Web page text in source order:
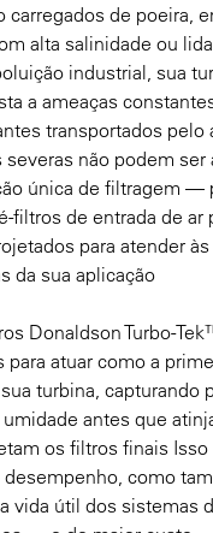
carregados de poeira,
alta salinidade ou
industrial, sua
a ameaças
transportados pelo
não podem ser
única de filtragem —
filtros de entrada de ar
para atender
da sua aplicação
Donaldson Turbo-
para atuar como a
turbina, capturando
antes que
os filtros finais Isso
como
vida útil dos sistemas